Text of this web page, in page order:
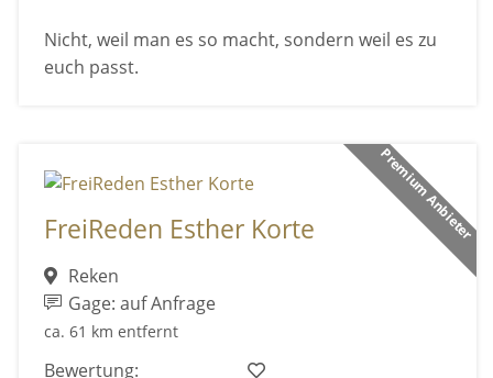
Nicht, weil man es so macht, sondern weil es zu
euch passt.
Premium Anbieter
FreiReden Esther Korte
Reken
Gage: auf Anfrage
ca. 61 km entfernt
Bewertung: